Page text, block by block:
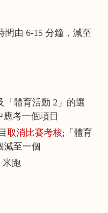
由 6-15 分鐘，減至
「體育活動 2」的選
考一個項目
取消比賽考核;「體育
減至一個
米跑